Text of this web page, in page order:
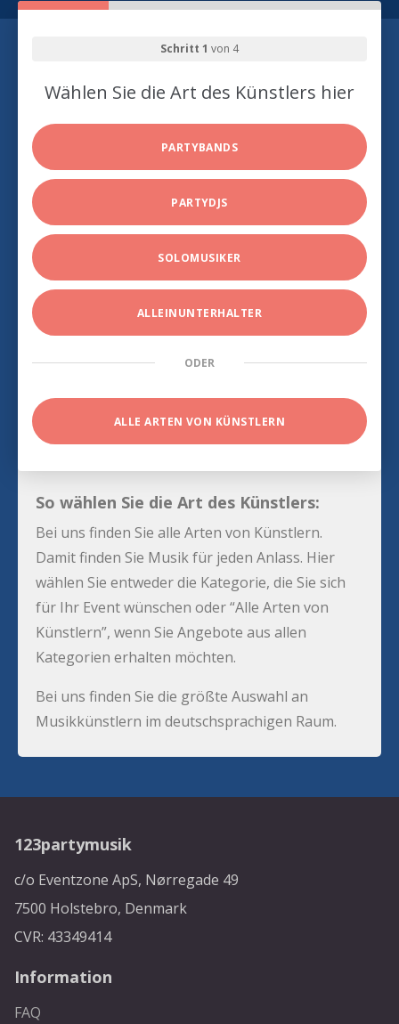
Schritt 1 von 4
Wählen Sie die Art des Künstlers hier
PARTYBANDS
PARTYDJS
SOLOMUSIKER
ALLEINUNTERHALTER
ODER
ALLE ARTEN VON KÜNSTLERN
So wählen Sie die Art des Künstlers:
Bei uns finden Sie alle Arten von Künstlern.
Damit finden Sie Musik für jeden Anlass. Hier
wählen Sie entweder die Kategorie, die Sie sich
für Ihr Event wünschen oder “Alle Arten von
Künstlern”, wenn Sie Angebote aus allen
Kategorien erhalten möchten.
Bei uns finden Sie die größte Auswahl an
Musikkünstlern im deutschsprachigen Raum.
123partymusik
c/o Eventzone ApS, Nørregade 49
7500 Holstebro, Denmark
CVR: 43349414
Information
FAQ